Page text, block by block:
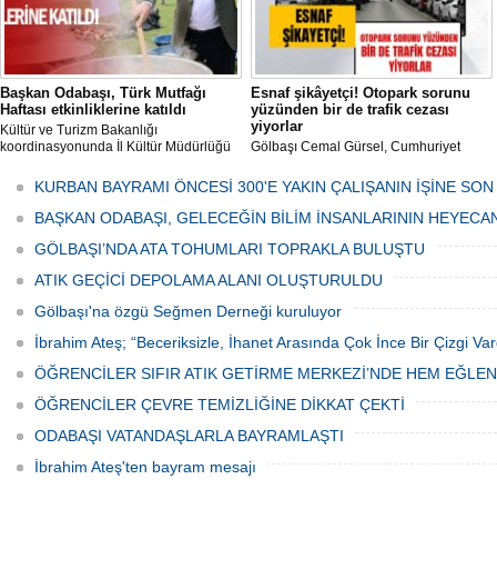
Başkan Odabaşı, Türk Mutfağı
Haftası etkinliklerine katıldı
Kültür ve Turizm Bakanlığı
koordinasyonunda İl Kültür Müdürlüğü
Haftası" etkinlikleri Ankara'da devam
ediyor.
Esnaf şikâyetçi! Otopark sorunu
yüzünden bir de trafik cezası
yiyorlar
Gölbaşı Cemal Gürsel, Cumhuriyet
bulunan esnaf ve alışverişe gelen
vatandaşlar park cezaları yüzünden
canından bezdi.
KURBAN BAYRAMI ÖNCESİ 300'E YAKIN ÇALIŞANIN İŞİNE
BAŞKAN ODABAŞI, GELECEĞİN BİLİM İNSANLARININ
GÖLBAŞI’NDA ATA TOHUMLARI TOPRAKLA BULUŞTU
ATIK GEÇİCİ DEPOLAMA ALANI OLUŞTURULDU
Gölbaşı'na özgü Seğmen Derneği kuruluyor
İbrahim Ateş; “Beceriksizle, İhanet Arasında Çok İnce Bir Çizgi
ÖĞRENCİLER SIFIR ATIK GETİRME MERKEZİ’NDE HEM
ÖĞRENCİLER ÇEVRE TEMİZLİĞİNE DİKKAT ÇEKTİ
ODABAŞI VATANDAŞLARLA BAYRAMLAŞTI
İbrahim Ateş'ten bayram mesajı